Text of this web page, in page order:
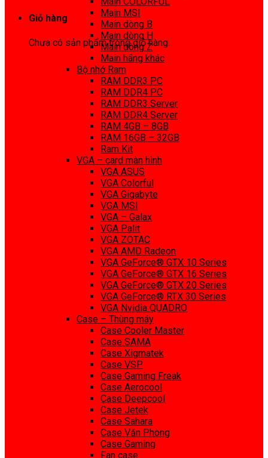
Giỏ hàng
Chưa có sản phẩm trong giỏ hàng.
Main MSI
Main dòng B
Main dòng H
Main dòng Z
Main hãng khác
Bộ nhớ Ram
RAM DDR3 PC
RAM DDR4 PC
RAM DDR3 Server
RAM DDR4 Server
RAM 4GB – 8GB
RAM 16GB – 32GB
Ram Kit
VGA – card màn hình
VGA ASUS
VGA Colorful
VGA Gigabyte
VGA MSI
VGA – Galax
VGA Palit
VGA ZOTAC
VGA AMD Radeon
VGA GeForce® GTX 10 Series
VGA GeForce® GTX 16 Series
VGA GeForce® GTX 20 Series
VGA GeForce® RTX 30 Series
VGA Nvidia QUADRO
Case – Thùng máy
Case Cooler Master
Case SAMA
Case Xigmatek
Case VSP
Case Gaming Freak
Case Aerocool
Case Deepcool
Case Jetek
Case Sahara
Case Văn Phòng
Case Gaming
Fan case